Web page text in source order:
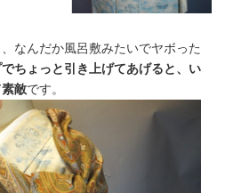
なんだか風呂敷みたいでヤボった
ちょっと引き上げてあげると、い
敵です。